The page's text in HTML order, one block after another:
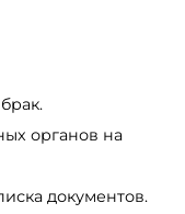
органов на
документов.